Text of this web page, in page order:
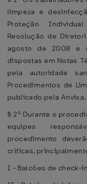
limpeza e
Proteção
Resolução de
agosto de 2008 e
dispostas em Notas
pela autoridade
Procedimentos de
publicado pela Anvisa.
§ 2º Durante o
equipes
procedimento
críticas,
I - Balcões de check-